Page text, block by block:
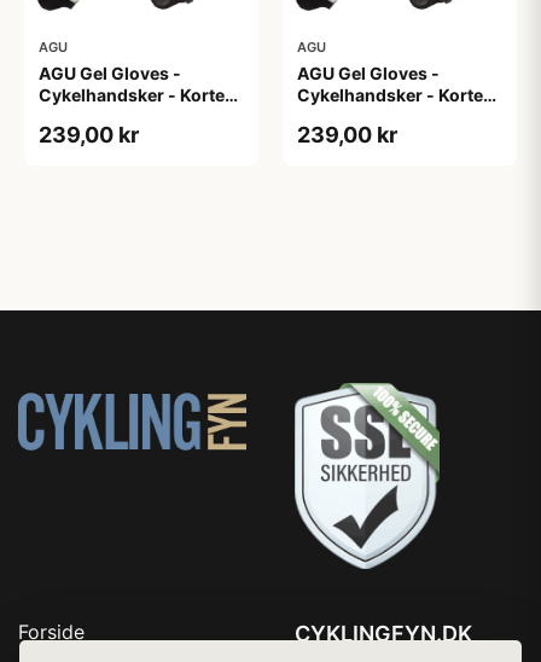
AGU
AGU Gel Gloves -
Cykelhandsker - Korte
239,00 kr
AGU
AGU Gel Gloves -
Cykelhandsker - Korte
239,00 kr
Forside
CYKLINGFYN.DK